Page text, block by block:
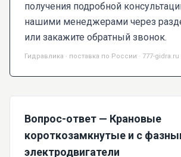
получения подробной
нашими менеджерами через
или закажите обратный звонок.
Гидравлика · поставка по России · 777-gidra.ru
Вопрос-ответ — Крановые
короткозамкнутые и с
электродвигатели